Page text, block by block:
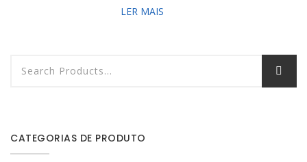
LER MAIS
CATEGORIAS DE PRODUTO